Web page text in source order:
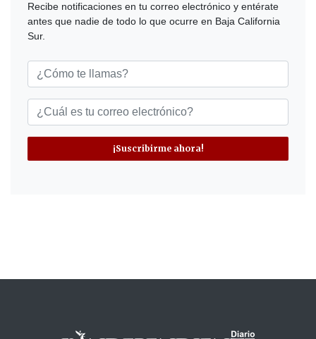
Recibe notificaciones en tu correo electrónico y entérate
antes que nadie de todo lo que ocurre en Baja California
Sur.
¡Suscribirme ahora!